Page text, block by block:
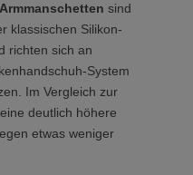
sind
klassischen Silikon-
richten sich an
System
Im Vergleich zur
deutlich höhere
etwas weniger